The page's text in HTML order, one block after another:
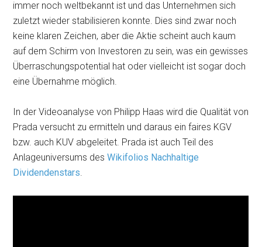
immer noch weltbekannt ist und das Unternehmen sich
zuletzt wieder stabilisieren konnte. Dies sind zwar noch
keine klaren Zeichen, aber die Aktie scheint auch kaum
auf dem Schirm von Investoren zu sein, was ein gewisses
Überraschungspotential hat oder vielleicht ist sogar doch
eine Übernahme möglich.
In der Videoanalyse von Philipp Haas wird die Qualität von
Prada versucht zu ermitteln und daraus ein faires KGV
bzw. auch KUV abgeleitet. Prada ist auch Teil des
Anlageuniversums desWikifolios Nachhaltige
Dividendenstars.